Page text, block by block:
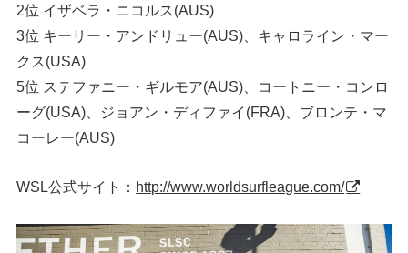
2位 イザベラ・ニコルス(AUS)
3位 キーリー・アンドリュー(AUS)、キャロライン・マー
クス(USA)
5位 ステファニー・ギルモア(AUS)、コートニー・コンロ
ーグ(USA)、ジョアン・ディファイ(FRA)、ブロンテ・マ
コーレー(AUS)
WSL公式サイト： http://www.worldsurfleague.com/